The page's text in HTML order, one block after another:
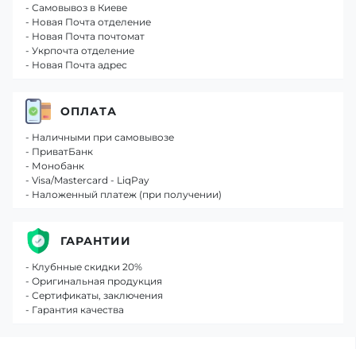
- Самовывоз в Киеве
- Новая Почта отделение
- Новая Почта почтомат
- Укрпочта отделение
- Новая Почта адрес
ОПЛАТА
- Наличными при самовывозе
- ПриватБанк
- Монобанк
- Visa/Mastercard - LiqPay
- Наложенный платеж (при получении)
ГАРАНТИИ
- Клубнные скидки 20%
- Оригинальная продукция
- Сертификаты, заключения
- Гарантия качества